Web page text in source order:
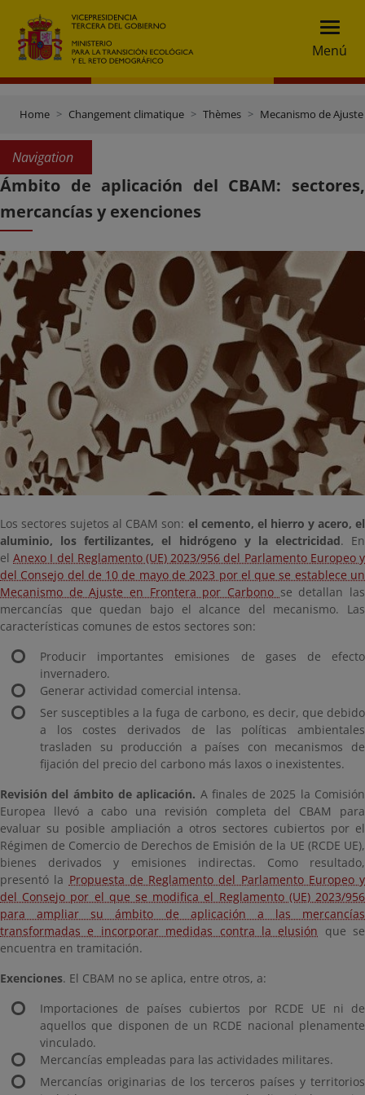
Menú
Home Changement climatique Thèmes Mecanismo de
Navigation
Ámbito de aplicación del CBAM: sectores,
mercancías y exenciones
Los sectores sujetos al CBAM son: el cemento, el hierro y acero, el
aluminio, los fertilizantes, el hidrógeno y la electricidad. En
elAnexo I del Reglamento (UE) 2023/956 del Parlamento Europeo y
del Consejo del de 10 de mayo de 2023 por el que se establece un
Mecanismo de Ajuste en Frontera por Carbono se detallan las
mercancías que quedan bajo el alcance del mecanismo. Las
características comunes de estos sectores son:
Producir importantes emisiones de gases de efecto
invernadero.
Generar actividad comercial intensa.
Ser susceptibles a la fuga de carbono, es decir, que debido
a los costes derivados de las políticas ambientales
trasladen su producción a países con mecanismos de
fijación del precio del carbono más laxos o inexistentes.
Revisión del ámbito de aplicación. A finales de 2025 la Comisión
Europea llevó a cabo una revisión completa del CBAM para
evaluar su posible ampliación a otros sectores cubiertos por el
Régimen de Comercio de Derechos de Emisión de la UE (RCDE UE),
bienes derivados y emisiones indirectas. Como resultado,
presentó la Propuesta de Reglamento del Parlamento Europeo y
del Consejo por el que se modifica el Reglamento (UE) 2023/956
para ampliar su ámbito de aplicación a las mercancías
transformadas e incorporar medidas contra la elusión que se
encuentra en tramitación.
Exenciones. El CBAM no se aplica, entre otros, a:
Importaciones de países cubiertos por RCDE UE ni de
aquellos que disponen de un RCDE nacional plenamente
vinculado.
Mercancías empleadas para las actividades militares.
Mercancías originarias de los terceros países y territorios